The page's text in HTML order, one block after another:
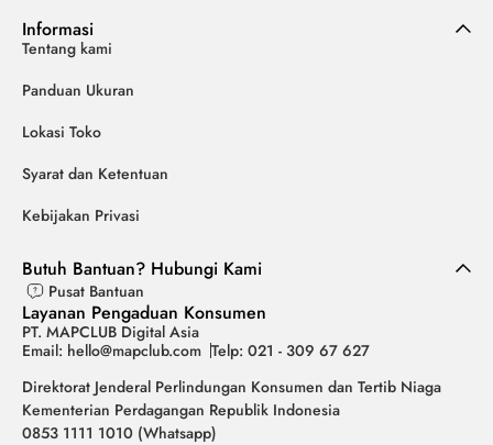
Informasi
Tentang kami
Panduan Ukuran
Lokasi Toko
Syarat dan Ketentuan
Kebijakan Privasi
Butuh Bantuan? Hubungi Kami
Pusat Bantuan
Layanan Pengaduan Konsumen
PT. MAPCLUB Digital Asia
Email: hello@mapclub.com Telp: 021 - 309 67 627
Direktorat Jenderal Perlindungan Konsumen dan Tertib Niaga
Kementerian Perdagangan Republik Indonesia
0853 1111 1010 (Whatsapp)